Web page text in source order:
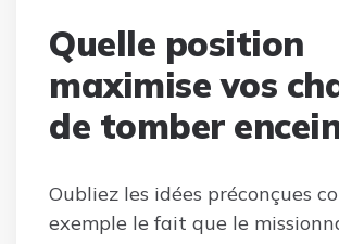
Quelle position
maximise vos
de tomber
Oubliez les idées préconçues
exemple le fait que le